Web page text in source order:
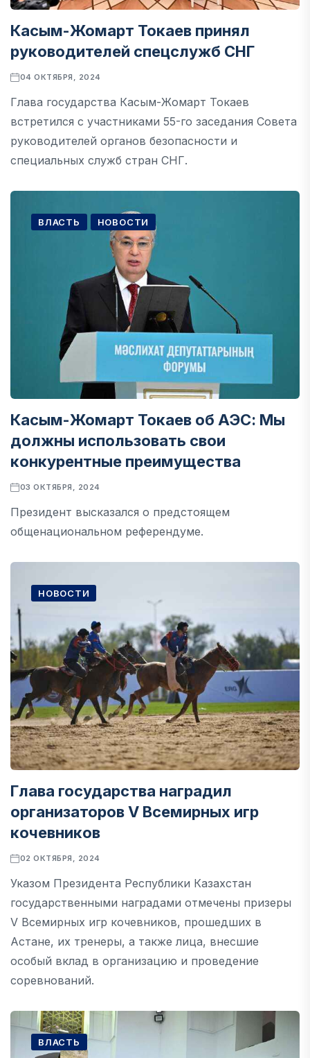
Касым-Жомарт Токаев принял
руководителей спецслужб СНГ
04 ОКТЯБРЯ, 2024
Глава государства Касым-Жомарт Токаев
встретился с участниками 55-го заседания Совета
руководителей органов безопасности и
специальных служб стран СНГ.
ВЛАСТЬ НОВОСТИ
Касым-Жомарт Токаев об АЭС: Мы
должны использовать свои
конкурентные преимущества
03 ОКТЯБРЯ, 2024
Президент высказался о предстоящем
общенациональном референдуме.
НОВОСТИ
Глава государства наградил
организаторов V Всемирных игр
кочевников
02 ОКТЯБРЯ, 2024
Указом Президента Республики Казахстан
государственными наградами отмечены призеры
V Всемирных игр кочевников, прошедших в
Астане, их тренеры, а также лица, внесшие
особый вклад в организацию и проведение
соревнований.
ВЛАСТЬ